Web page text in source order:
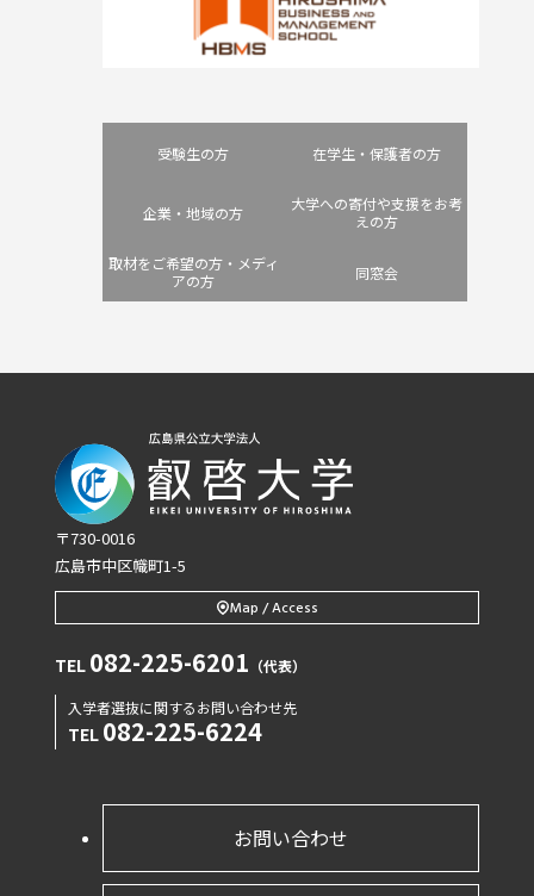
受験生の方 在学生・保護者の方
企業・地域の方
大学への寄付や支援をお考
えの方
取材をご希望の方・メディ
アの方
同窓会
〒730-0016
広島市中区幟町1-5
Map / Access
TEL 082-225-6201 （代表）
入学者選抜に関するお問い合わせ先
TEL 082-225-6224
お問い合わせ